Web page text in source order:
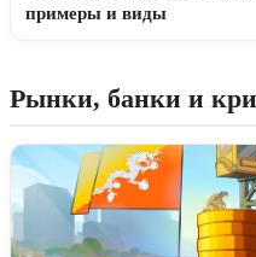
примеры и виды
Рынки, банки и